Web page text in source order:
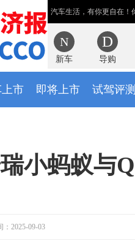
汽车生活，有你更自在！
新车 导购
市 即将上市 试驾评
小蚂蚁与
：2025-09-03